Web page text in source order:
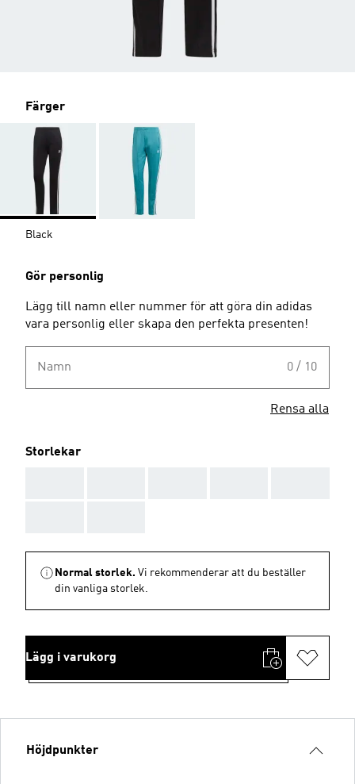
Färger
Black
Gör personlig
Lägg till namn eller nummer för att göra din adidas
vara personlig eller skapa den perfekta presenten!
Namn 0 / 10
Rensa alla
Storlekar
Normal storlek. Vi rekommenderar att du beställer
din vanliga storlek.
Lägg i varukorg
Höjdpunkter